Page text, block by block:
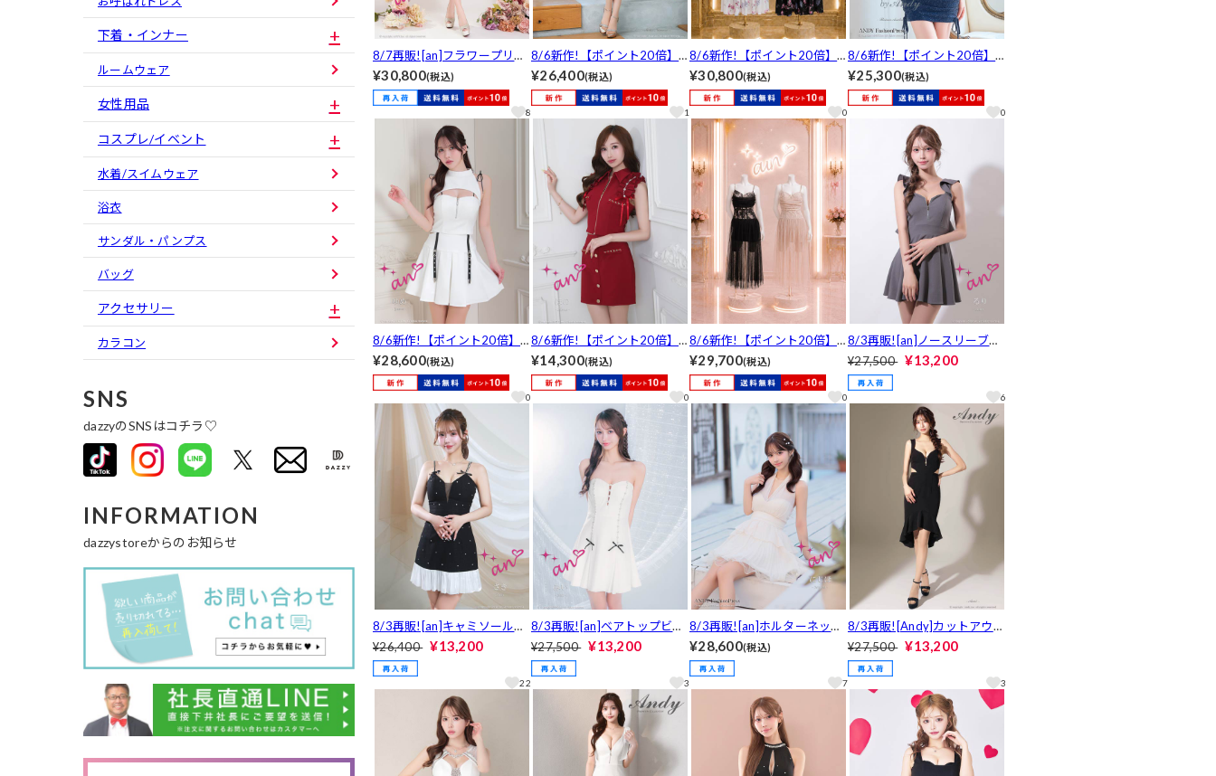
下着・インナー
ルームウェア
女性用品
コスプレ/イベント
水着/スイムウェア
浴衣
サンダル・パンプス
バッグ
アクセサリー
カラコン
SNS
dazzyのSNSはコチラ♡
INFORMATION
dazzystoreからのお知らせ
8/7再販![an]フラワープリン
トクロスホルターフィッシュ
テールAラインロング丈キャ
バドレス[AOC-4072]
¥30,800(税込)
8
8/6新作!【ポイント20倍】
[Andy]ベアトップサテンフロ
ントジップタイトミニ丈キャ
バドレス[AN-ON3084]
¥26,400(税込)
1
8/6新作!【ポイント20倍】
[Andy]フラワープリントベア
トップAラインロング丈キャ
バドレス[AN-ON3116]
¥30,800(税込)
0
8/6新作!【ポイント20倍】
[GLAMOROUS by Andy]ラメ
ホルターネックフロントジッ
プタイトミニ丈キャバドレス
[GMS-V912]
¥25,300(税込)
0
8/6新作!【ポイント20倍】[a
n]アメスリフロントジップベ
ルトプリーツAラインミニ丈
セットアップキャバドレス[A
OC-4125]
¥28,600(税込)
0
8/6新作!【ポイント20倍】[a
n]襟付きジップギャザービジ
ュータイトミニ丈セットアッ
プキャバドレス[AOC-3974]
¥14,300(税込)
0
8/6新作!【ポイント20倍】[a
n]キャミソールレースリボン
フロントジップAラインロン
グ丈キャバドレス[AOC-415
1]
¥29,700(税込)
0
8/3再販![an]ノースリーブフ
リル胸元ジップバックオープ
ンAラインミニ丈キャバドレ
ス[AOC-3963]
¥27,500 ¥13,200
6
8/3再販![an]キャミソールシ
アーラメビジューリボンAラ
インミニ丈キャバドレス[AO
C-3999]
¥26,400 ¥13,200
22
8/3再販![an]ベアトップビジ
ューリボンプリーツAライン
ミニ丈キャバドレス[AOC-0]
¥27,500 ¥13,200
3
8/3再販![an]ホルターネック
シフォンプリーツペプラムA
ラインミニ丈キャバドレス[A
OC-4083]
¥28,600(税込)
7
8/3再販![Andy]カットアウタ
ーファスナーフレアテールミ
ニ丈キャバドレス[AN-ON30
29]
¥27,500 ¥13,200
3